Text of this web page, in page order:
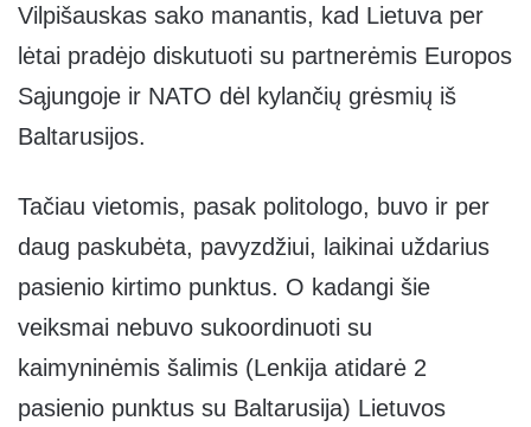
Vilpišauskas sako manantis, kad Lietuva per
lėtai pradėjo diskutuoti su partnerėmis Europos
Sąjungoje ir NATO dėl kylančių grėsmių iš
Baltarusijos.
Tačiau vietomis, pasak politologo, buvo ir per
daug paskubėta, pavyzdžiui, laikinai uždarius
pasienio kirtimo punktus. O kadangi šie
veiksmai nebuvo sukoordinuoti su
kaimyninėmis šalimis (Lenkija atidarė 2
pasienio punktus su Baltarusija) Lietuvos